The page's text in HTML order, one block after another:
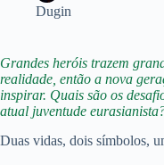
Dugin
Grandes heróis trazem
realidade, então a nova
inspirar. Quais são os
atual juventude
Duas vidas, dois símbolos,